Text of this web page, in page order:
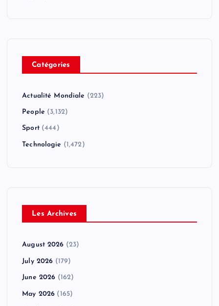
Catégories
Actualité Mondiale (223)
People (3,132)
Sport(444)
Technologie (1,472)
Les Archives
August 2026 (23)
July 2026 (179)
June 2026 (162)
May 2026 (165)